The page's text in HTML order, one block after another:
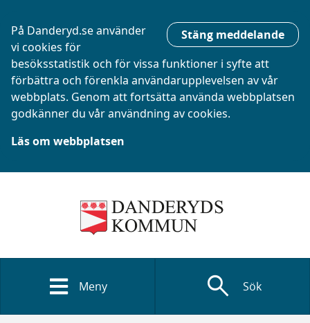
Stäng meddelande
På Danderyd.se använder
vi cookies för
besöksstatistik och för vissa funktioner i syfte att
förbättra och förenkla användarupplevelsen av vår
webbplats. Genom att fortsätta använda webbplatsen
godkänner du vår användning av cookies.
Läs om webbplatsen
Meny search Sök